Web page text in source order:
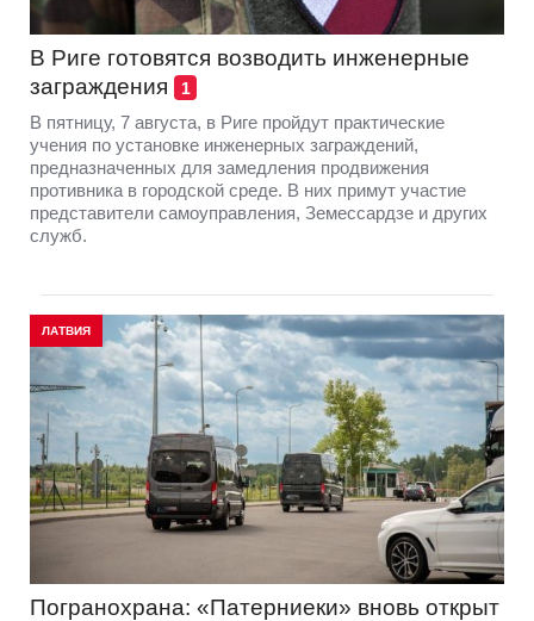
В Риге готовятся возводить инженерные
заграждения
1
В пятницу, 7 августа, в Риге пройдут практические
учения по установке инженерных заграждений,
предназначенных для замедления продвижения
противника в городской среде. В них примут участие
представители самоуправления, Земессардзе и других
служб.
ЛАТВИЯ
Погранохрана: «Патерниеки» вновь открыт